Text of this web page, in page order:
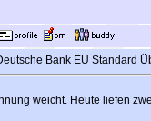
Bank EU Standard
weicht. Heute liefen